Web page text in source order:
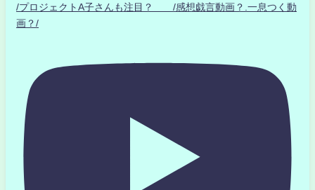
/プロジェクトA子さんも注目？ /感想戯言動画？.一息つく動
画？/